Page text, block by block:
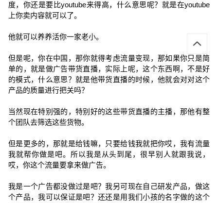
度，你还是要比youtube来得高，什么意思呢？就是在youtube
上你卖内容就可以了。
他就可以养养活你一家老小。
但是呢，你在中国，那你就得考虑流量变现，那如果你只是简
单的，就是做广告带货直播，实际上呢，这个东西啊，不是好
的模式，什么意思？就是他带货直播的时候，他就会对对这个
产品的质量进行把关吗？
当然现在特别强的，特别好的这些带货直播的主播，那他有整
个团队去筛选这些货物。
但是更多的，那就是给钱嘛，只要给钱我就把你哎，我有流量
我就帮你做是吧。所以我是从头到尾，很早别人就跟我说，
哎，你这个流量要拿来做广告。
我是一个广告都没做过是吧？我另可现在自己研发产品，做这
个产品，我可以保证是吧？还还是用我们小孩的名字做的这个